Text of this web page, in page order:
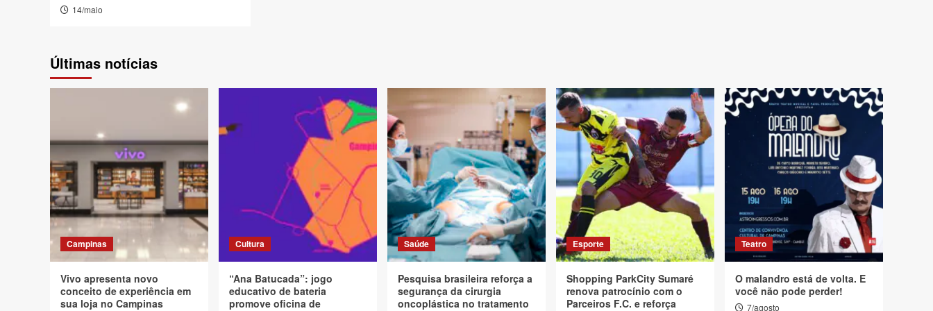
14/maio
Últimas notícias
Campinas
Vivo apresenta novo
conceito de experiência em
sua loja no Campinas
Cultura
“Ana Batucada”: jogo
educativo de bateria
promove oficina de
Saúde
Pesquisa brasileira reforça a
segurança da cirurgia
oncoplástica no tratamento
Esporte
Shopping ParkCity Sumaré
renova patrocínio com o
Parceiros F.C. e reforça
Teatro
O malandro está de volta. E
você não pode perder!
7/agosto